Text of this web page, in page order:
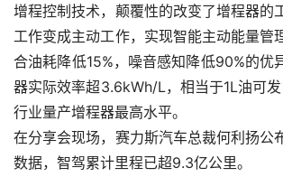
增程控制技术，颠覆性的改变了增程器的
工作变成主动工作，实现智能主动能量管
合油耗降低15%，噪音感知降低90%的优
器实际效率超3.6kWh/L，相当于1L油可
行业量产增程器最高水平。
在分享会现场，赛力斯汽车总裁何利扬公
数据，智驾累计里程已超9.3亿公里。